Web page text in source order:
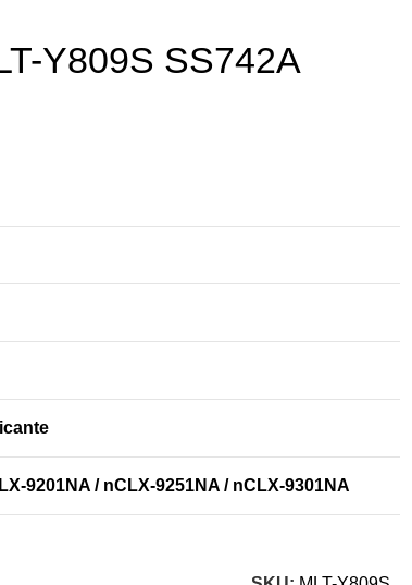
Y809S SS742A
9201NA / nCLX-9251NA / nCLX-9301NA